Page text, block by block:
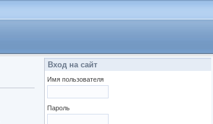
Вход на сайт
Имя пользователя
Пароль